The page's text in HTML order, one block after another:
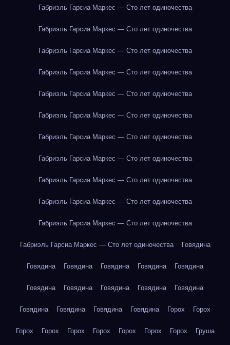
Габриэль Гарсиа Маркес — Сто лет одиночества
Габриэль Гарсиа Маркес — Сто лет одиночества
Габриэль Гарсиа Маркес — Сто лет одиночества
Габриэль Гарсиа Маркес — Сто лет одиночества
Габриэль Гарсиа Маркес — Сто лет одиночества
Габриэль Гарсиа Маркес — Сто лет одиночества
Габриэль Гарсиа Маркес — Сто лет одиночества
Габриэль Гарсиа Маркес — Сто лет одиночества
Габриэль Гарсиа Маркес — Сто лет одиночества
Габриэль Гарсиа Маркес — Сто лет одиночества
Габриэль Гарсиа Маркес — Сто лет одиночества
Габриэль Гарсиа Маркес — Сто лет одиночества Говядина
Говядина Говядина Говядина Говядина Говядина
Говядина Говядина Говядина Говядина Говядина
Говядина Говядина Говядина Говядина Горох Горох
Горох Горох Горох Горох Горох Горох Горох Груша